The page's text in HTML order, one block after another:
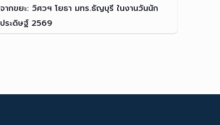
จากขยะ: วิศวฯ โยธา มทร.ธัญบุรี ในงานวันนัก
ประดิษฐ์ 2569